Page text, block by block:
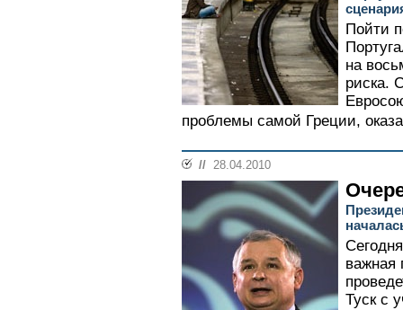
Пойти
на
риска.
проблемы самой Греции,
// 28.04.2010
важная
Туск с